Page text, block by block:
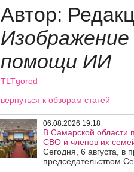
Автор:
помощи ИИ
TLTgorod
вернуться к обзорам статей
06.08.2026 19:18
В Самарской области
СВО и членов их
Сегодня, 6 августа, в
председательством